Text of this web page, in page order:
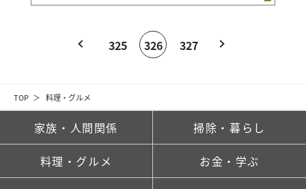
TOP 料理・グルメ
325 326 327
家族・人間関係 掃除・暮らし
料理・グルメ お金・学ぶ